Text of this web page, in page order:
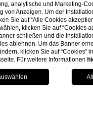
Prenota Ora
analytische und Marketing-
von Anzeigen. Um der
Sie auf “Alle Cookies
klicken Sie auf “Cookies
schließen und die
ablehnen. Um das Banner
klicken Sie auf “Cookies”
Für weitere Informationen